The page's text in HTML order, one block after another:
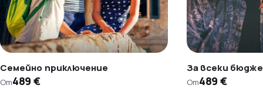
Семейно приключение
От489 €
За всеки
От489 €